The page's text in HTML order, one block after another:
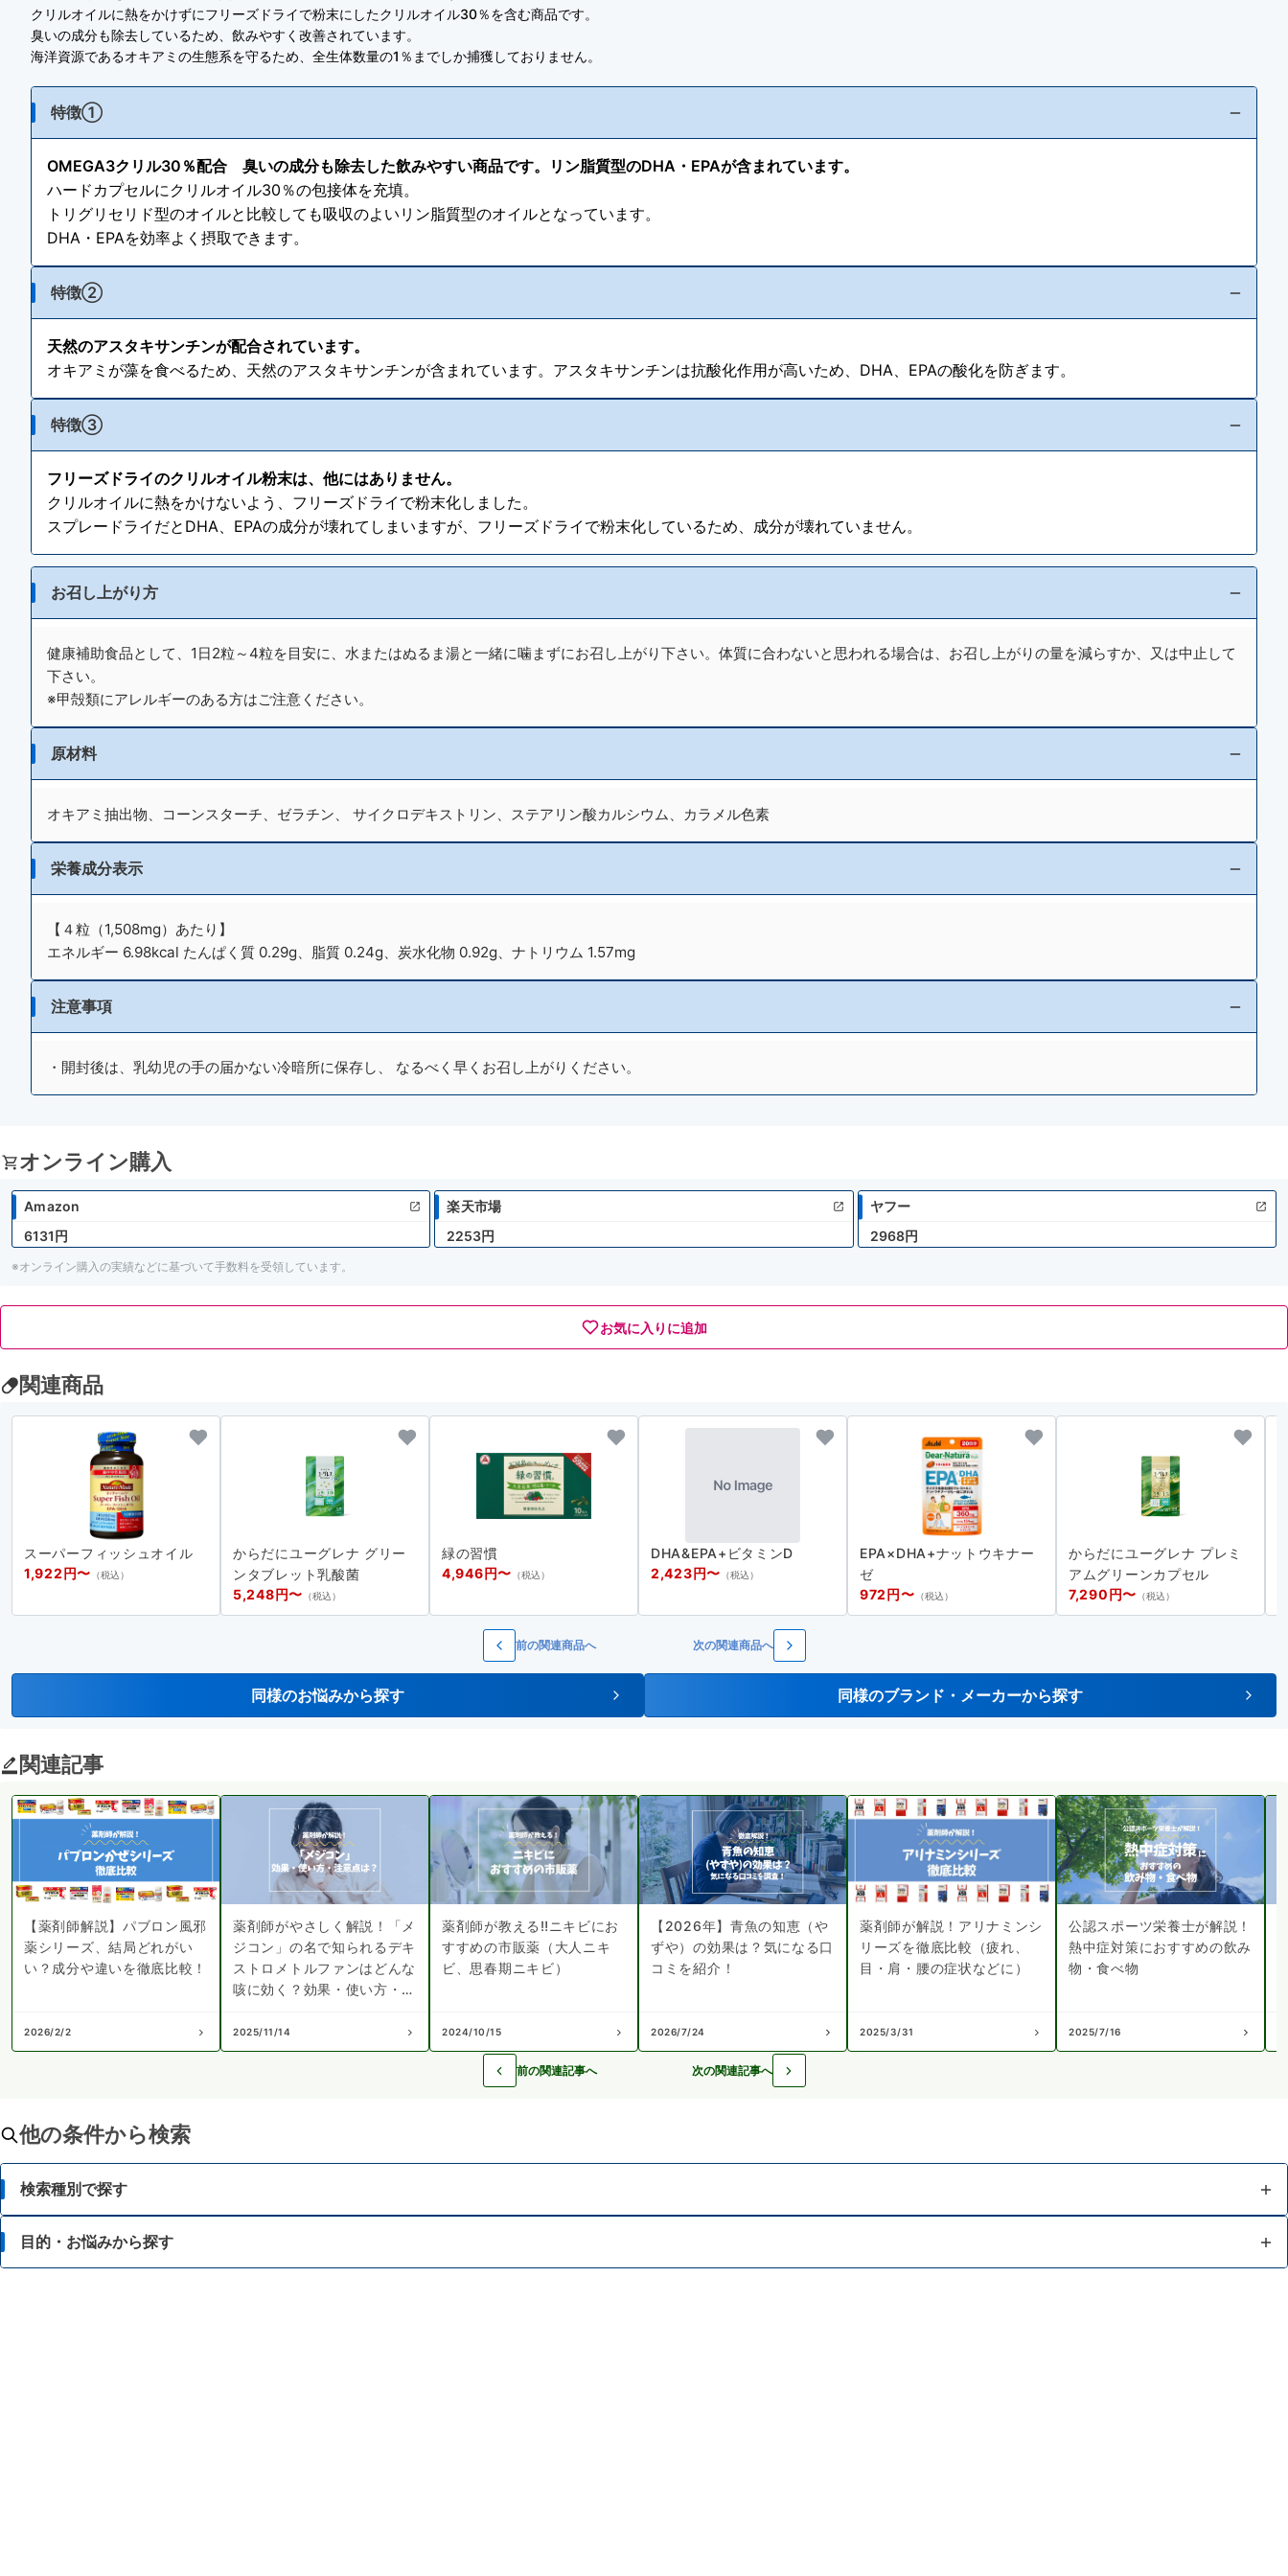
クリルオイルに熱をかけずにフリーズドライで粉末にしたクリルオイル30％を含む商品です。
臭いの成分も除去しているため、飲みやすく改善されています。
海洋資源であるオキアミの生態系を守るため、全生体数量の1％までしか捕獲しておりません。
特徴①
OMEGA3クリル30％配合 臭いの成分も除去した飲みやすい商品です。リン脂質型のDHA・EPAが含まれています。
ハードカプセルにクリルオイル30％の包接体を充填。
トリグリセリド型のオイルと比較しても吸収のよいリン脂質型のオイルとなっています。
DHA・EPAを効率よく摂取できます。
特徴②
天然のアスタキサンチンが配合されています。
オキアミが藻を食べるため、天然のアスタキサンチンが含まれています。アスタキサンチンは抗酸化作用が高いため、DHA、EPAの酸化を防ぎます。
特徴③
フリーズドライのクリルオイル粉末は、他にはありません。
クリルオイルに熱をかけないよう、フリーズドライで粉末化しました。
スプレードライだとDHA、EPAの成分が壊れてしまいますが、フリーズドライで粉末化しているため、成分が壊れていません。
お召し上がり方
健康補助食品として、1日2粒～4粒を目安に、水またはぬるま湯と一緒に噛まずにお召し上がり下さい。体質に合わないと思われる場合は、お召し上がりの量を減らすか、又は中止して
下さい。
※甲殻類にアレルギーのある方はご注意ください。
原材料
オキアミ抽出物、コーンスターチ、ゼラチン、 サイクロデキストリン、ステアリン酸カルシウム、カラメル色素
栄養成分表示
【４粒（1,508mg）あたり】
エネルギー 6.98kcal たんぱく質 0.29g、脂質 0.24g、炭水化物 0.92g、ナトリウム 1.57mg
注意事項
・開封後は、乳幼児の手の届かない冷暗所に保存し、 なるべく早くお召し上がりください。
オンライン購入
Amazon
6131円
楽天市場
2253円
ヤフー
2968円
※オンライン購入の実績などに基づいて手数料を受領しています。
お気に入りに追加
関連商品
スーパーフィッシュオイル
1,922円〜 （税込）
からだにユーグレナ グリー
ンタブレット乳酸菌
5,248円〜 （税込）
緑の習慣
4,946円〜 （税込）
DHA&EPA+ビタミンD
2,423円〜 （税込）
EPA×DHA+ナットウキナー
ゼ
972円〜 （税込）
からだにユーグレナ プレミ
アムグリーンカプセル
7,290円〜 （税込）
前の関連商品へ 次の関連商品へ
同様のお悩みから探す 同様のブランド・メーカーから探す
関連記事
【薬剤師解説】パブロン風邪
薬シリーズ、結局どれがい
い？成分や違いを徹底比較！
2026/2/2
薬剤師がやさしく解説！「メ
ジコン」の名で知られるデキ
ストロメトルファンはどんな
咳に効く？効果・使い方・副
2025/11/14
薬剤師が教える‼︎ニキビにお
すすめの市販薬（大人ニキ
ビ、思春期ニキビ）
2024/10/15
【2026年】青魚の知恵（や
ずや）の効果は？気になる口
コミを紹介！
2026/7/24
薬剤師が解説！アリナミンシ
リーズを徹底比較（疲れ、
目・肩・腰の症状などに）
2025/3/31
公認スポーツ栄養士が解説！
熱中症対策におすすめの飲み
物・食べ物
2025/7/16
前の関連記事へ 次の関連記事へ
他の条件から検索
検索種別で探す
目的・お悩みから探す
目的・お悩みから探す